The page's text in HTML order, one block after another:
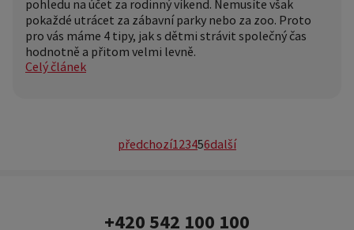
pohledu na účet za rodinný víkend. Nemusíte však
pokaždé utrácet za zábavní parky nebo za zoo. Proto
pro vás máme 4 tipy, jak s dětmi strávit společný čas
hodnotně a přitom velmi levně.
Celý článek
předchozí1 23456další
+420 542 100 100